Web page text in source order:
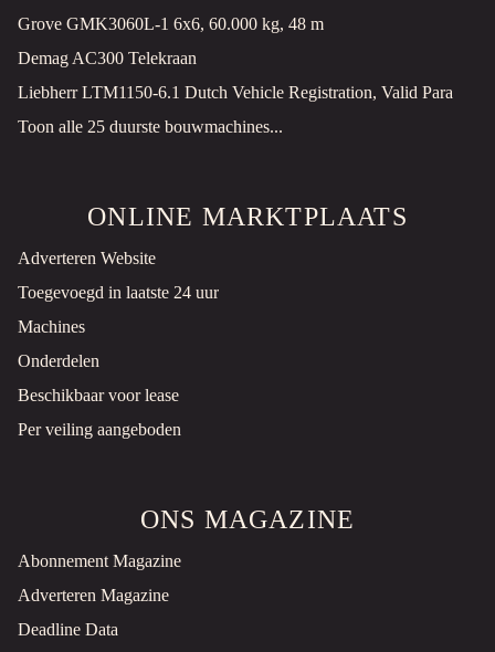
Grove GMK3060L-1 6x6, 60.000 kg, 48 m
Demag AC300 Telekraan
Liebherr LTM1150-6.1 Dutch Vehicle Registration, Valid Para
Toon alle 25 duurste bouwmachines...
ONLINE MARKTPLAATS
Adverteren Website
Toegevoegd in laatste 24 uur
Machines
Onderdelen
Beschikbaar voor lease
Per veiling aangeboden
ONS MAGAZINE
Abonnement Magazine
Adverteren Magazine
Deadline Data